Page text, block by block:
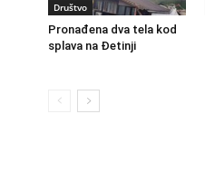
Društvo
Pronađena dva tela kod
splava na Đetinji